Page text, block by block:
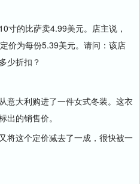
寸的比萨卖4.99美元。店主说，
价为每份5.39美元。请问：该店
少折扣？
意大利购进了一件女式冬装。这衣
出的销售价。
将这个定价减去了一成，很快被一